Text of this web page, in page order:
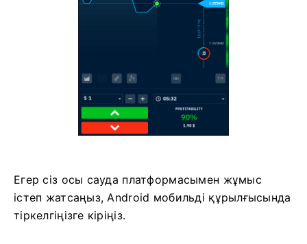
Егер сіз осы сауда платформасымен жұмыс
істеп жатсаңыз, Android мобильді құрылғысында
тіркелгіңізге кіріңіз.